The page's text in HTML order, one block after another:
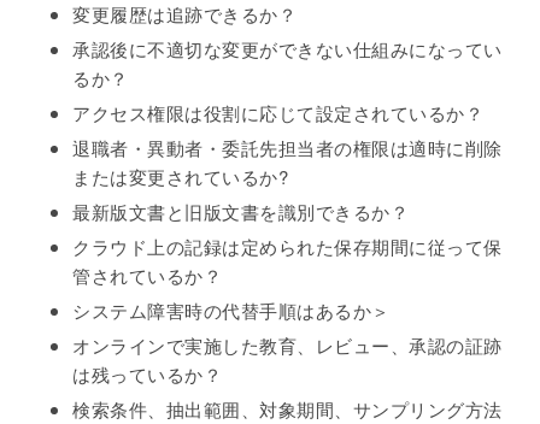
変更履歴は追跡できるか？
承認後に不適切な変更ができない仕組みになってい
るか？
アクセス権限は役割に応じて設定されているか？
退職者・異動者・委託先担当者の権限は適時に削除
または変更されているか?
最新版文書と旧版文書を識別できるか？
クラウド上の記録は定められた保存期間に従って保
管されているか？
システム障害時の代替手順はあるか＞
オンラインで実施した教育、レビュー、承認の証跡
は残っているか？
検索条件、抽出範囲、対象期間、サンプリング方法